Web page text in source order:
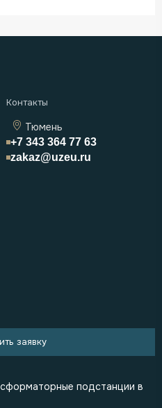
Тюмень
+7 343 364 77 63
zakaz@uzeu.ru
заявку
подстанции в